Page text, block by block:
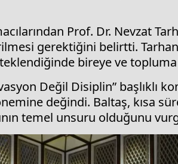
Prof. Dr. Nevzat
gerektiğini belirtti.
bireye ve
Değil Disiplin” başlıklı
değindi. Baltaş, kısa
temel unsuru olduğunu